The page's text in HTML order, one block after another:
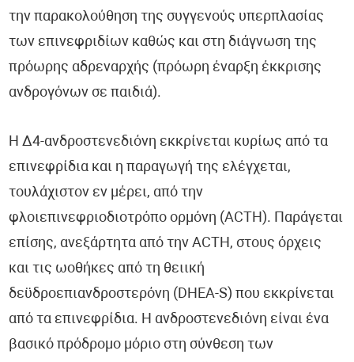
την παρακολούθηση της συγγενούς υπερπλασίας
των επινεφριδίων καθώς και στη διάγνωση της
πρόωρης αδρεναρχής (πρόωρη έναρξη έκκρισης
ανδρογόνων σε παιδιά).
Η Δ4-ανδροστενεδιόνη εκκρίνεται κυρίως από τα
επινεφρίδια και η παραγωγή της ελέγχεται,
τουλάχιστον εν μέρει, από την
φλοιεπινεφριοδιοτρόπο ορμόνη (ACTH). Παράγεται
επίσης, ανεξάρτητα από την ACTH, στους όρχεις
και τις ωοθήκες από τη θειική
δεϋδροεπιανδροστερόνη (DHEA-S) που εκκρίνεται
από τα επινεφρίδια. Η ανδροστενεδιόνη είναι ένα
βασικό πρόδρομο μόριο στη σύνθεση των